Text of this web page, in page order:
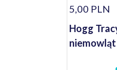
5,00 PLN
Hogg
niemowląt